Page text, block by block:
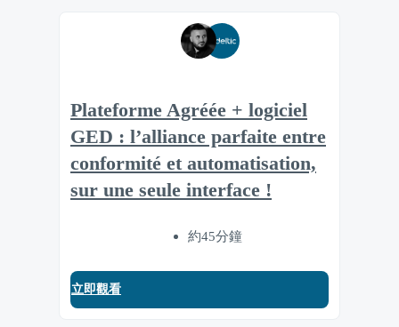
Plateforme Agréée + logiciel
GED : l’alliance parfaite entre
conformité et automatisation,
sur une seule interface !
約45分鐘
立即觀看